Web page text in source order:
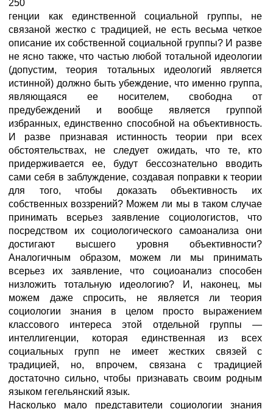
250
генции как единственной социальной группы, не
связаной жестко с традицией, не есть весьма четкое
описание их собственной социальной группы? И разве
не ясно также, что частью любой тотальной идеологии
(допустим, теория тотальных идеологий является
истинной) должно быть убеждение, что именно группа,
являющаяся ее носителем, свободна от
предубеждений и вообще является группой
избранных, единственно способной на объективность.
И разве признавая истинность теории при всех
обстоятельствах, не следует ожидать, что те, кто
придерживается ее, будут бессознательно вводить
сами себя в заблуждение, создавая поправки к теории
для того, чтобы доказать объективность их
собственных воззрений? Можем ли мы в таком случае
принимать всерьез заявление социологистов, что
посредством их социологического самоанализа они
достигают высшего уровня объективности?
Аналогичным образом, можем ли мы принимать
всерьез их заявление, что социоанализ способен
низложить тотальную идеологию? И, наконец, мы
можем даже спросить, не является ли теория
социологии знания в целом просто выражением
классового интереса этой отдельной группы —
интеллигенции, которая единственная из всех
социальных групп не имеет жестких связей с
традицией, но, впрочем, связана с традицией
достаточно сильно, чтобы признавать своим родным
языком гегельянский язык.
Насколько мало представители социологии знания